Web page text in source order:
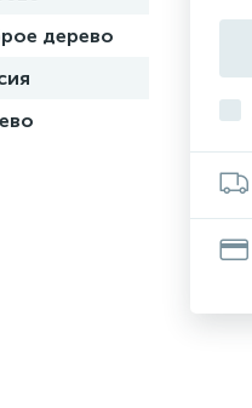
дерево